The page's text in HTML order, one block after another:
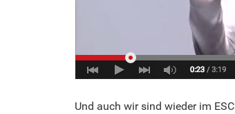
Und auch wir sind wieder im